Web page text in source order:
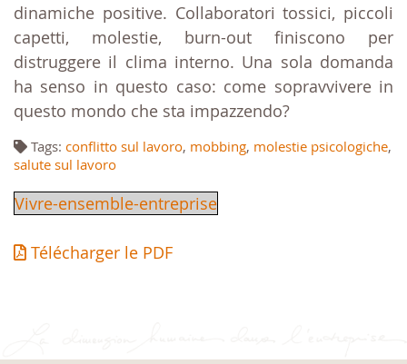
dinamiche positive. Collaboratori tossici, piccoli
capetti, molestie, burn-out finiscono per
distruggere il clima interno. Una sola domanda
ha senso in questo caso: come sopravvivere in
questo mondo che sta impazzendo?
Tags: conflitto sul lavoro, mobbing, molestie psicologiche,
salute sul lavoro
Vivre-ensemble-entreprise
Télécharger le PDF